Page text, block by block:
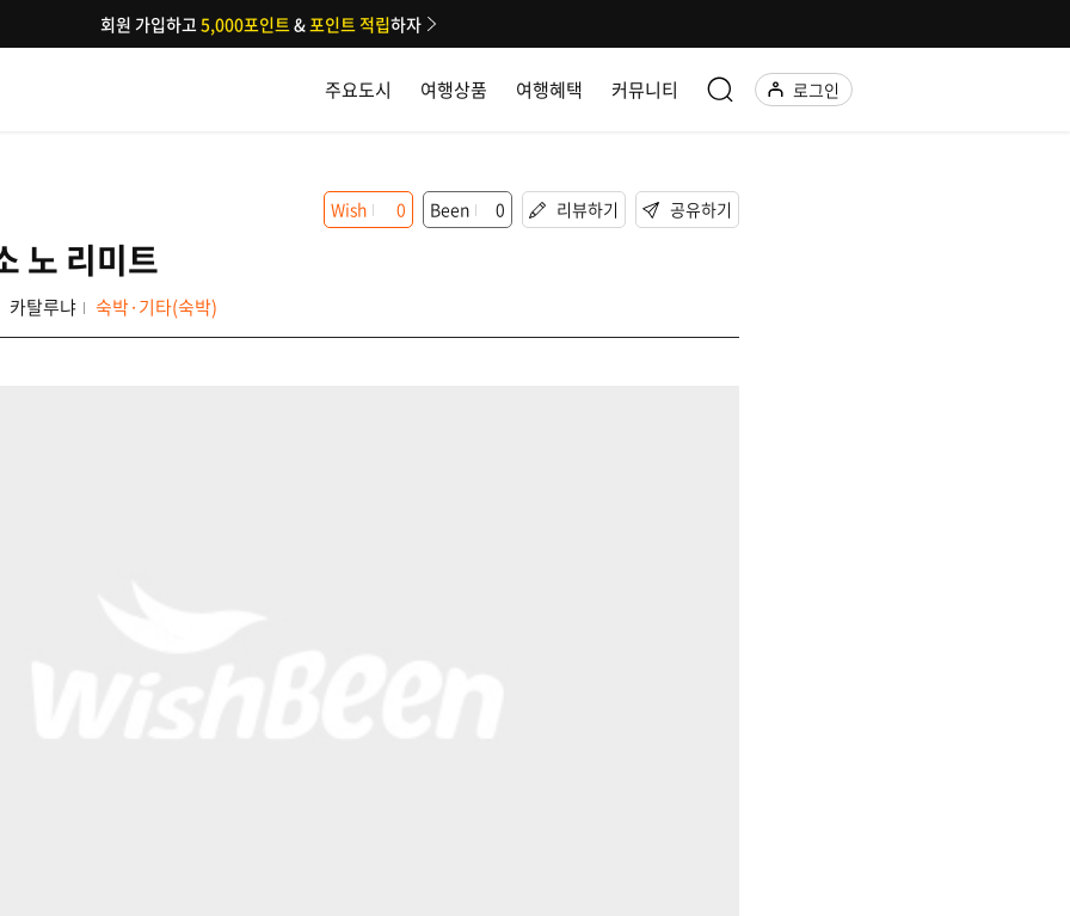
주요도시 여행상품 여행혜택 커뮤니티 로그인
회원 가입하고5,000포인트&포인트 적립하자
노 리미트
카탈루냐 숙박·기타(숙박)
Wish 0 Been 0 리뷰하기 공유하기